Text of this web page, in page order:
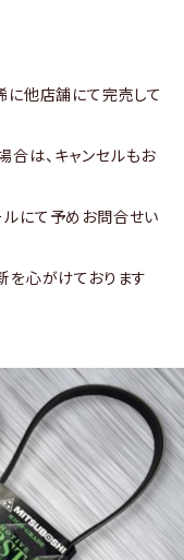
に他店舗にて完売して
は、キャンセルもお
にて予めお問合せい
を心がけております